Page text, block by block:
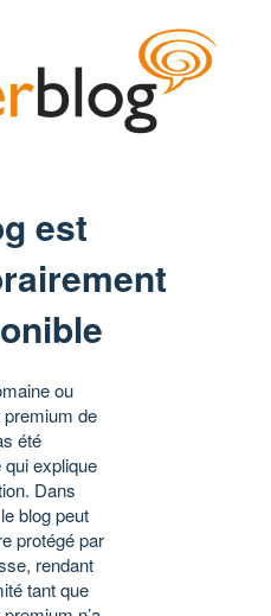
est
ou
premium de
été
explique
Dans
blog peut
protégé par
rendant
tant que